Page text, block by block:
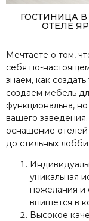
ГОСТИНИЦА
ОТЕЛЕ
Мечтаете о том,
себя по-
знаем, как
создаем мебель
функциональна,
вашего
оснащение
до стильных
уникальная
пожелания и
впишется в
Высокое